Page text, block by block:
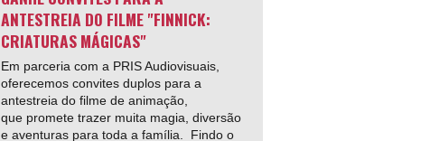
ANTESTREIA DO FILME "FINNICK:
CRIATURAS MÁGICAS"
Em parceria com a PRIS Audiovisuais,
oferecemos convites duplos para a
antestreia do filme de animação,
que promete trazer muita magia, diversão
e aventuras para toda a família. Findo o